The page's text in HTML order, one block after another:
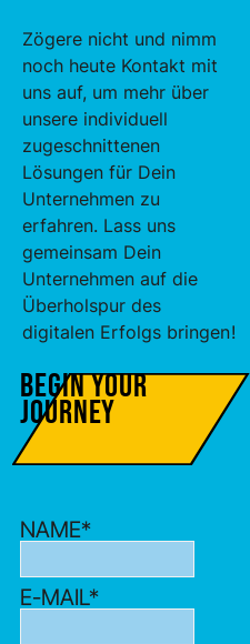
Zögere nicht und nimm
noch heute Kontakt mit
uns auf, um mehr über
unsere individuell
zugeschnittenen
Lösungen für Dein
Unternehmen zu
erfahren. Lass uns
gemeinsam Dein
Unternehmen auf die
Überholspur des
digitalen Erfolgs bringen!
Begin your
Journey
NAME*
E-MAIL*